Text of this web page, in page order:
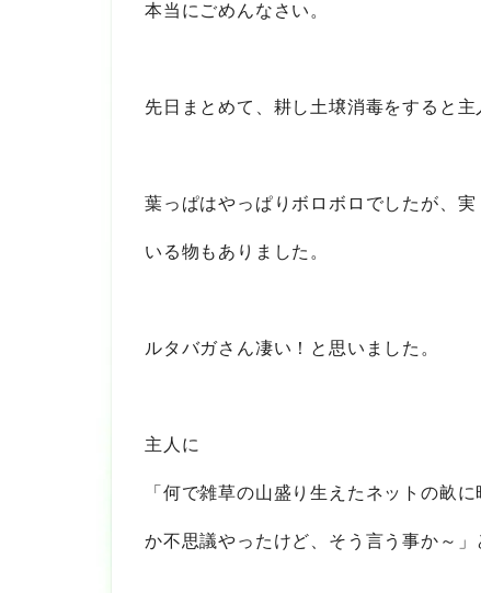
本当にごめんなさい。
先日まとめて、耕し土壌消毒をすると
葉っぱはやっぱりボロボロでしたが、
いる物もありました。
ルタバガさん凄い！と思いました。
主人に
「何で雑草の山盛り生えたネットの畝
か不思議やったけど、そう言う事か～」